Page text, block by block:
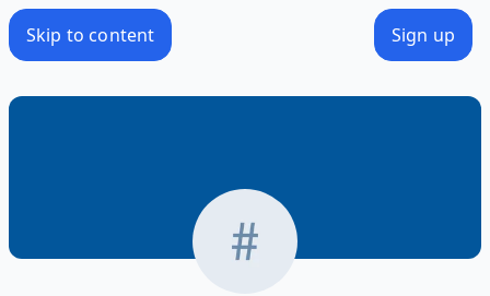
Skip to content Sign up